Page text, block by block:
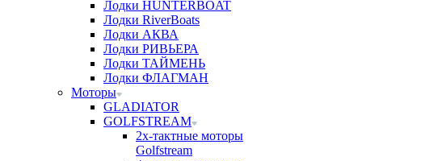
Лодки HUNTERBOAT
Лодки RiverBoats
Лодки АКВА
Лодки РИВЬЕРА
Лодки ТАЙМЕНЬ
Лодки ФЛАГМАН
Моторы
GLADIATOR
GOLFSTREAM
2х-тактные моторы
Golfstream